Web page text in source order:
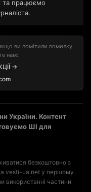
та працюємо
ви помітили помилку
нам:
→
України. Контент
ШІ для
безкоштовно з
vesti-ua.net у першому
використанні частини